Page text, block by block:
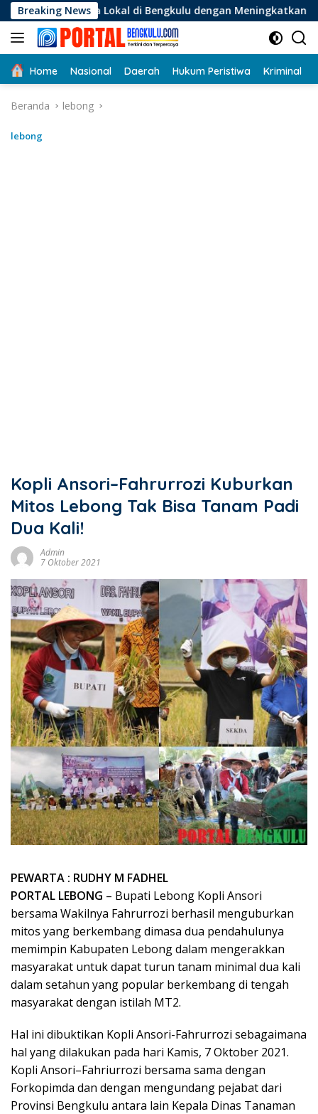
Langsung
ke
konten
Breaking News
Lokal di Bengkulu dengan Meningkatkan Ruang Publik dan
Home Nasional Daerah Hukum Peristiwa Kriminal
Beranda lebong
lebong
Kopli Ansori–Fahrurrozi Kuburkan
Mitos Lebong Tak Bisa Tanam Padi
Dua Kali!
Admin
7 Oktober 2021
PEWARTA : RUDHY M FADHEL
PORTAL LEBONG – Bupati Lebong Kopli Ansori
bersama Wakilnya Fahrurrozi berhasil menguburkan
mitos yang berkembang dimasa dua pendahulunya
memimpin Kabupaten Lebong dalam mengerakkan
masyarakat untuk dapat turun tanam minimal dua kali
dalam setahun yang popular berkembang di tengah
masyarakat dengan istilah MT2.
Hal ini dibuktikan Kopli Ansori-Fahrurrozi sebagaimana
hal yang dilakukan pada hari Kamis, 7 Oktober 2021.
Kopli Ansori–Fahriurrozi bersama sama dengan
Forkopimda dan dengan mengundang pejabat dari
Provinsi Bengkulu antara lain Kepala Dinas Tanaman